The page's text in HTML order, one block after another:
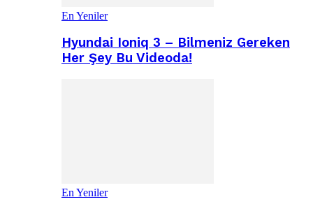
En Yeniler
Hyundai Ioniq 3 – Bilmeniz Gereken
Her Şey Bu Videoda!
En Yeniler